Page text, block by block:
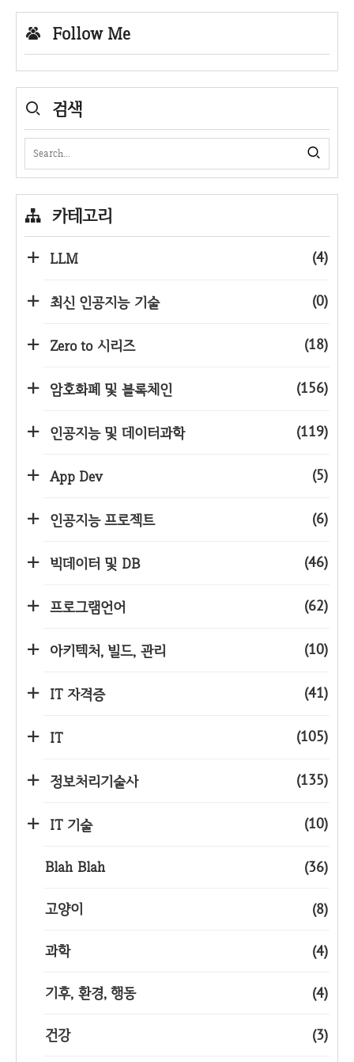
Follow Me
검색
카테고리
LLM (4)
최신 인공지능 기술 (0)
Zero to 시리즈 (18)
암호화폐 및 블록체인 (156)
인공지능 및 데이터과학 (119)
App Dev (5)
인공지능 프로젝트 (6)
빅데이터 및 DB (46)
프로그램언어 (62)
아키텍처, 빌드, 관리 (10)
IT 자격증 (41)
IT (105)
정보처리기술사 (135)
IT 기술 (10)
Blah Blah (36)
고양이 (8)
과학 (4)
기후, 환경, 행동 (4)
건강 (3)